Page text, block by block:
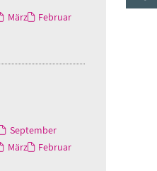
März
Februar
September
März
Februar